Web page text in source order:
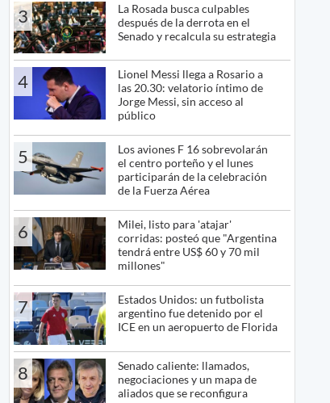
3
La Rosada busca culpables
después de la derrota en el
Senado y recalcula su estrategia
4
Lionel Messi llega a Rosario a
las 20.30: velatorio íntimo de
Jorge Messi, sin acceso al
público
5
Los aviones F 16 sobrevolarán
el centro porteño y el lunes
participarán de la celebración
de la Fuerza Aérea
6
Milei, listo para 'atajar'
corridas: posteó que "Argentina
tendrá entre US$ 60 y 70 mil
millones"
7
Estados Unidos: un futbolista
argentino fue detenido por el
ICE en un aeropuerto de Florida
8
Senado caliente: llamados,
negociaciones y un mapa de
aliados que se reconfigura